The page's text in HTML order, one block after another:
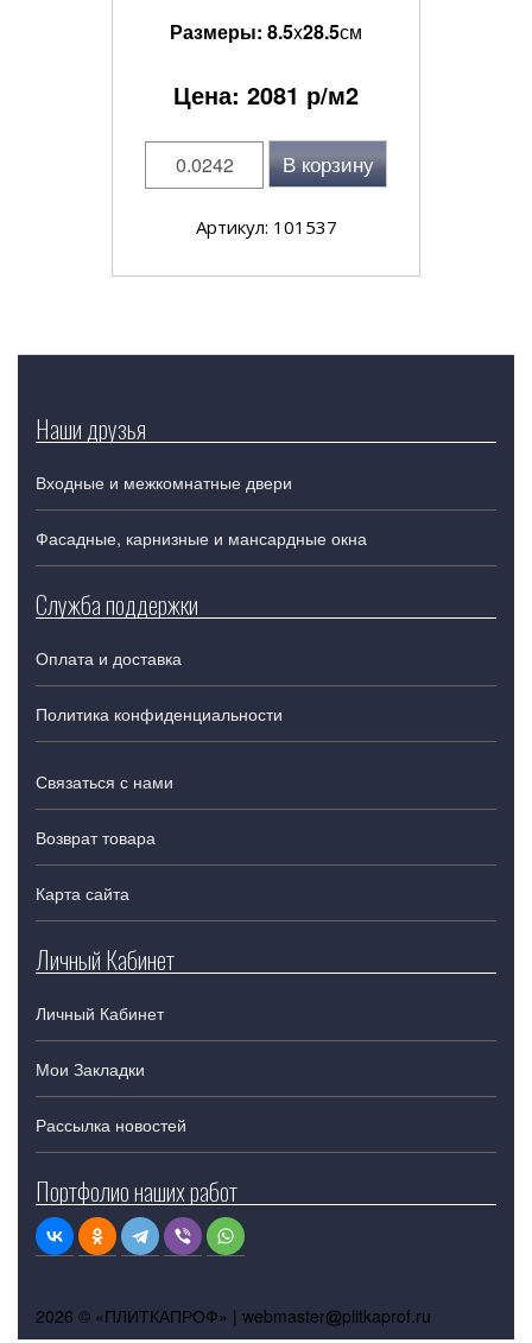
Размеры: 8.5x28.5см
Цена: 2081 р/м2
В корзину
Артикул: 101537
Наши друзья
Входные и межкомнатные двери
Фасадные, карнизные и мансардные окна
Служба поддержки
Оплата и доставка
Политика конфиденциальности
Связаться с нами
Возврат товара
Карта сайта
Личный Кабинет
Личный Кабинет
Мои Закладки
Рассылка новостей
Портфолио наших работ
2026 © «ПЛИТКАПРОФ» | webmaster plitkaprof.ru